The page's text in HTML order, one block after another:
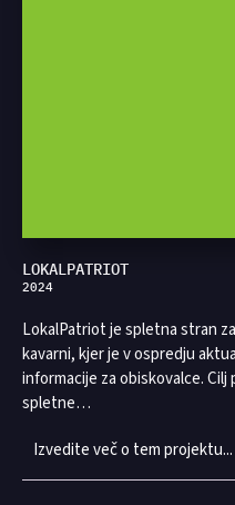
LOKALPATRIOT
2024
LokalPatriot je spletna stran
kavarni, kjer je v ospredju
informacije za obiskovalce.
spletne…
Izvedite več o tem projektu...